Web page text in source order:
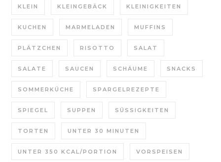
KLEIN KLEINGEBÄCK KLEINIGKEITEN
KUCHEN MARMELADEN MUFFINS
PLÄTZCHEN RISOTTO SALAT
SALATE SAUCEN SCHÄUME SNACKS
SOMMERKÜCHE SPARGELREZEPTE
SPIEGEL SUPPEN SÜSSIGKEITEN
TORTEN UNTER 30 MINUTEN
UNTER 350 KCAL/PORTION VORSPEISEN